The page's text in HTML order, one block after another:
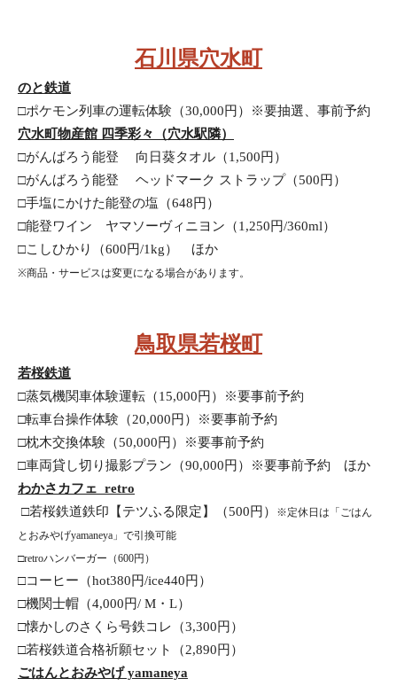
石川県穴水町
のと鉄道
□ポケモン列車の運転体験（30,000円）※要抽選、事前予約
穴水町物産館 四季彩々（穴水駅隣）
□がんばろう能登 　向日葵タオル（1,500円）
□がんばろう能登　 ヘッドマーク ストラップ（500円）
□手塩にかけた能登の塩（648円）
□能登ワイン　ヤマソーヴィニヨン（1,250円/360ml）
□こしひかり（600円/1kg）　ほか
※商品・サービスは変更になる場合があります。
鳥取県若桜町
若桜鉄道
□蒸気機関車体験運転（15,000円）※要事前予約
□転車台操作体験（20,000円）※要事前予約
□枕木交換体験（50,000円）※要事前予約
□車両貸し切り撮影プラン（90,000円）※要事前予約　ほか
わかさカフェ  retro
□若桜鉄道鉄印【テツふる限定】（500円）
※定休日は「ごはん
とおみやげyamaneya」で引換可能
□retroハンバーガー（600円）
□コーヒー（hot380円/ice440円）
□機関士帽（4,000円/ M・L）
□懐かしのさくら号鉄コレ（3,300円）
□若桜鉄道合格祈願セット（2,890円）
ごはんとおみやげ yamaneya